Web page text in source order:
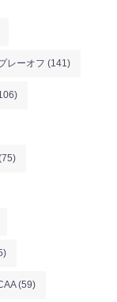
レーオフ (141)
(59)